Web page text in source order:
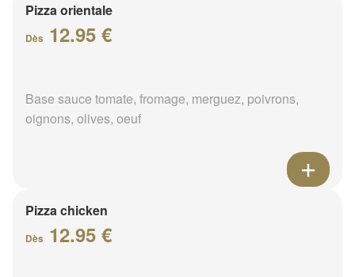
Pizza orientale
Dès 12.95 €
Base sauce tomate, fromage, merguez, poivrons,
oignons, olives, oeuf
Pizza chicken
Dès 12.95 €